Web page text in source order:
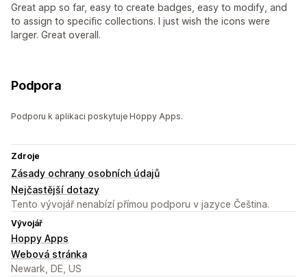
Great app so far, easy to create badges, easy to modify, and
to assign to specific collections. I just wish the icons were
larger. Great overall.
Podpora
Podporu k aplikaci poskytuje Hoppy Apps.
Zdroje
Zásady ochrany osobních údajů
Nejčastější dotazy
Tento vývojář nenabízí přímou podporu v jazyce Čeština.
Vývojář
Hoppy Apps
Webová stránka
Newark, DE, US